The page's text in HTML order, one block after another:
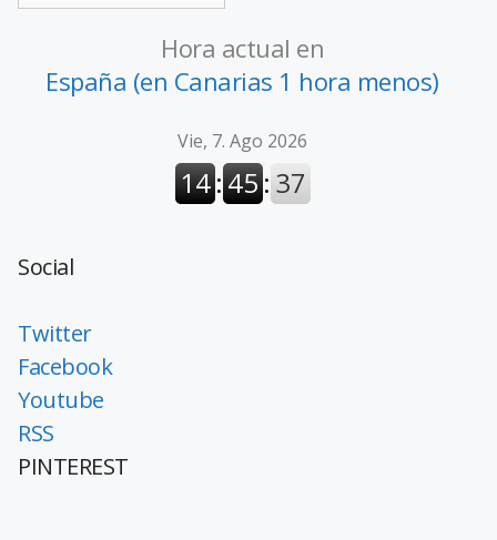
Hora actual en
España (en Canarias 1 hora menos)
Social
Twitter
Facebook
Youtube
RSS
PINTEREST